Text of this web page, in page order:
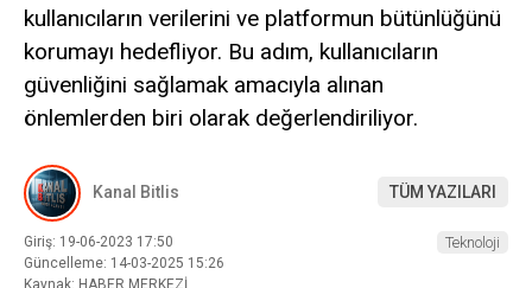
kullanıcıların verilerini ve platformun bütünlüğünü
korumayı hedefliyor. Bu adım, kullanıcıların
güvenliğini sağlamak amacıyla alınan
önlemlerden biri olarak değerlendiriliyor.
Kanal Bitlis TÜM YAZILARI
Giriş: 19-06-2023 17:50
Güncelleme: 14-03-2025 15:26
Kaynak: HABER MERKEZİ
Teknoloji